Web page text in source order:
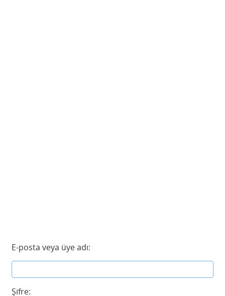
E-posta veya üye adı:
Şifre: